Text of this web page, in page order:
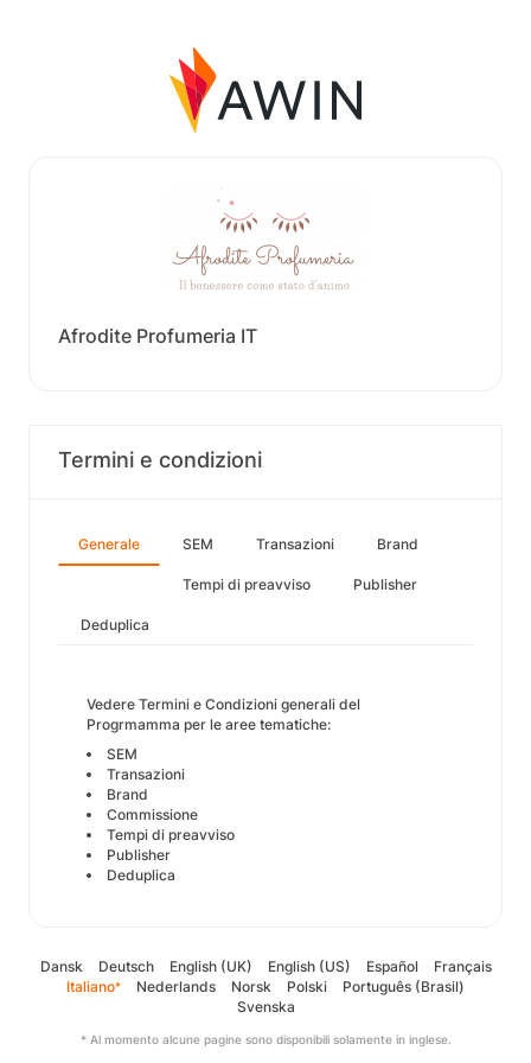
Afrodite Profumeria IT
Termini e condizioni
Generale SEM Transazioni Brand
Tempi di preavviso Publisher
Deduplica
Vedere Termini e Condizioni generali del
Progrmamma per le aree tematiche:
SEM
Transazioni
Brand
Commissione
Tempi di preavviso
Publisher
Deduplica
Dansk Deutsch English (UK) English (US) Español
Français
Italiano* Nederlands Norsk Polski
Português (Brasil)
Svenska
* Al momento alcune pagine sono disponibili solamente in inglese.